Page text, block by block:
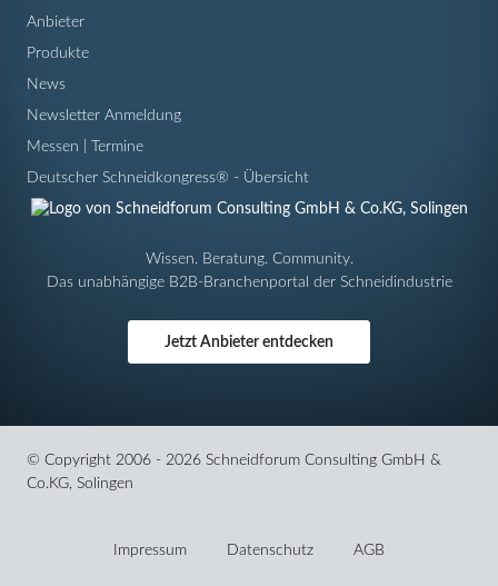
Anbieter
Produkte
News
Newsletter Anmeldung
Messen | Termine
Deutscher Schneidkongress® - Übersicht
Wissen. Beratung. Community.
Das unabhängige B2B-Branchenportal der Schneidindustrie
Jetzt Anbieter entdecken
© Copyright 2006 - 2026 Schneidforum Consulting GmbH &
Co.KG, Solingen
überspringen
Impressum Datenschutz AGB